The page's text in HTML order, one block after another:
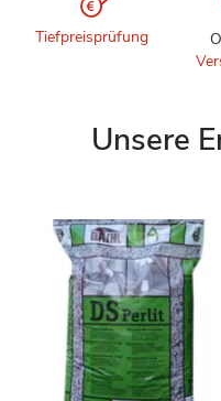
Tiefpreisprüfung
Unsere